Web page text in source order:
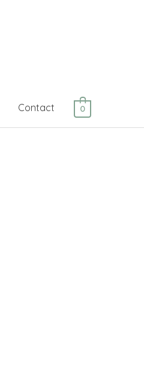
Contact 0